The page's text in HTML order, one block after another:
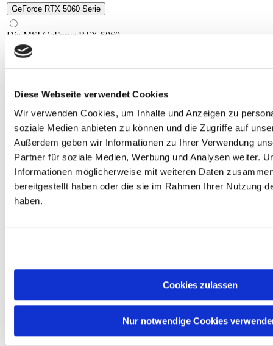
Diese Webseite verwendet Cookies
Wir verwenden Cookies, um Inhalte und Anzeigen zu
soziale Medien anbieten zu können und die Zugriffe auf
Außerdem geben wir Informationen zu Ihrer Verwendung
Partner für soziale Medien, Werbung und Analysen weiter.
Informationen möglicherweise mit weiteren Daten
bereitgestellt haben oder die sie im Rahmen Ihrer Nutzung
haben.
Cookies zulassen
Nur notwendige Cookies
GeForce RTX 5060 Serie
Die MSI GeForce RTX 5060
8G Shadow 2X OC ist eine
leistungsstarke Mittelklasse-
Gaming-Grafikkarte auf
Blackwell-Architektur und
richtet sich an Gamer, die
flüssiges 1080p- und
Einstiegs-1440p-Gaming zu
einem attraktiven Preis-
Leistungs-Verhältnis suchen.
Mit 3.840 CUDA-Kernen, 8
GB schnellem GDDR7-
Speicher mit 448 GB/s
Bandbreite und einem Boost-
Takt von bis zu 2.535 MHz
Die Tensor Cores der fünften